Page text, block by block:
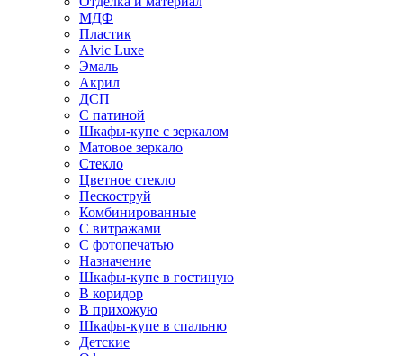
МДФ
Пластик
Alvic Luxe
Эмаль
Акрил
ДСП
С патиной
Шкафы-купе с зеркалом
Матовое зеркало
Стекло
Цветное стекло
Пескоструй
Комбинированные
С витражами
С фотопечатью
Назначение
Шкафы-купе в гостиную
В коридор
В прихожую
Шкафы-купе в спальню
Детские